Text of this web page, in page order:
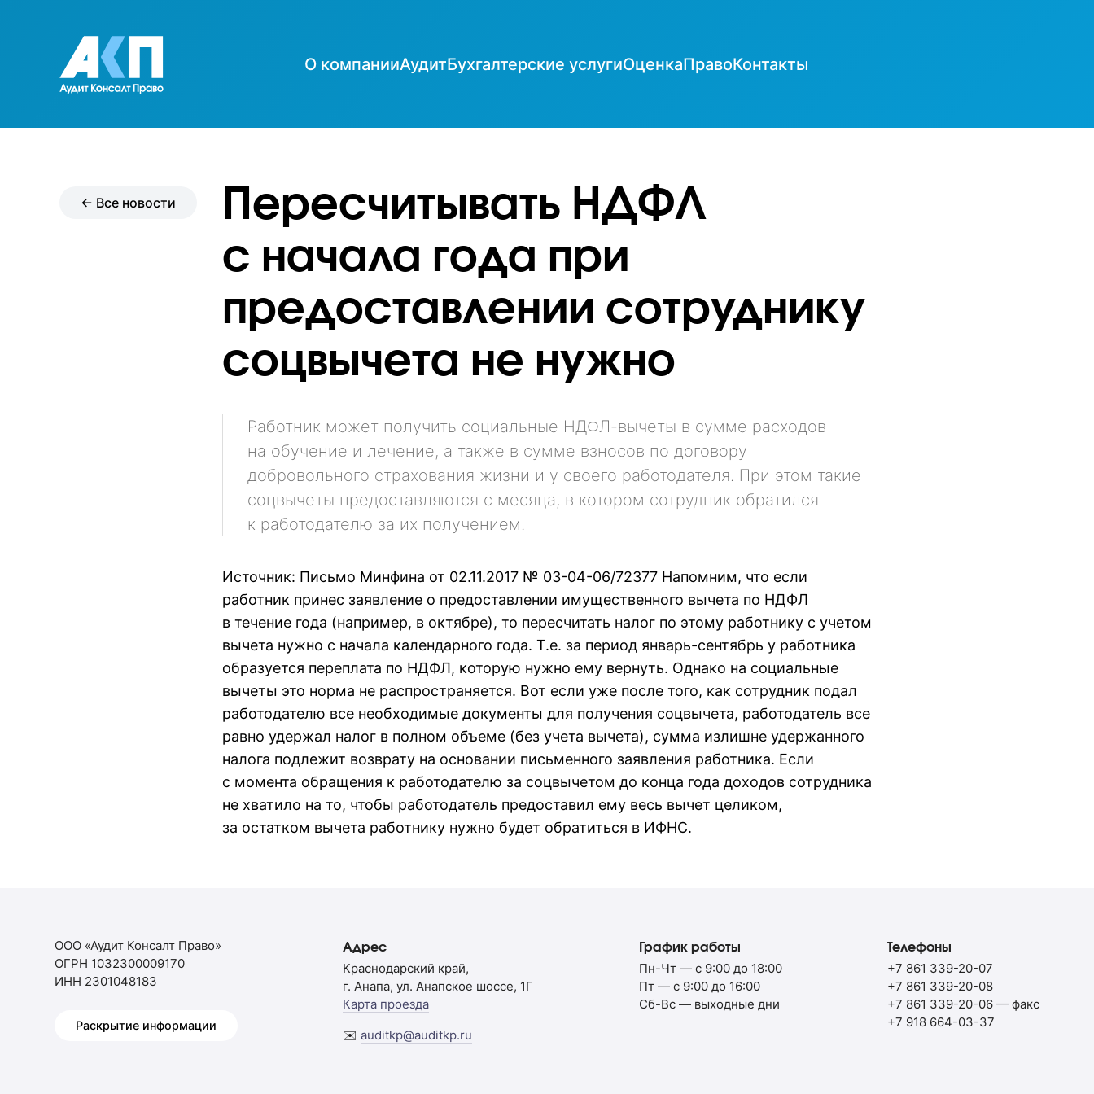
О компанииАудитБухгалтерские услугиОценкаПравоКонтакты
← Все новости
Пересчитывать НДФЛ
с начала года при
предоставлении сотруднику
соцвычета не нужно
Работник может получить социальные НДФЛ-вычеты в сумме расходов
на обучение и лечение, а также в сумме взносов по договору
добровольного страхования жизни и у своего работодателя. При этом такие
соцвычеты предоставляются с месяца, в котором сотрудник обратился
к работодателю за их получением.
Источник: Письмо Минфина от 02.11.2017 № 03-04-06/72377 Напомним, что если
работник принес заявление о предоставлении имущественного вычета по НДФЛ
в течение года (например, в октябре), то пересчитать налог по этому работнику с учетом
вычета нужно с начала календарного года. Т.е. за период январь-сентябрь у работника
образуется переплата по НДФЛ, которую нужно ему вернуть. Однако на социальные
вычеты это норма не распространяется. Вот если уже после того, как сотрудник подал
работодателю все необходимые документы для получения соцвычета, работодатель все
равно удержал налог в полном объеме (без учета вычета), сумма излишне удержанного
налога подлежит возврату на основании письменного заявления работника. Если
с момента обращения к работодателю за соцвычетом до конца года доходов сотрудника
не хватило на то, чтобы работодатель предоставил ему весь вычет целиком,
за остатком вычета работнику нужно будет обратиться в ИФНС.
ООО «Аудит Консалт Право»
ОГРН 1032300009170
ИНН 2301048183
Раскрытие информации
Адрес
Краснодарский край,
г. Анапа, ул. Анапское шоссе, 1Г
Карта проезда
✉️auditkp@auditkp.ru
График работы
Пн-Чт — с 9:00 до 18:00
Пт — с 9:00 до 16:00
Сб-Вс — выходные дни
Телефоны
+7 861 339-20-07
+7 861 339-20-08
+7 861 339-20-06— факс
+7 918 664-03-37